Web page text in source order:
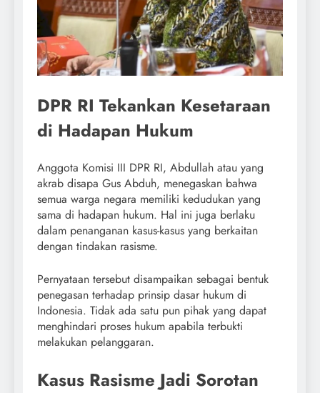
DPR RI Tekankan Kesetaraan
di Hadapan Hukum
Anggota Komisi III DPR RI, Abdullah atau yang
akrab disapa Gus Abduh, menegaskan bahwa
semua warga negara memiliki kedudukan yang
sama di hadapan hukum. Hal ini juga berlaku
dalam penanganan kasus-kasus yang berkaitan
dengan tindakan rasisme.
Pernyataan tersebut disampaikan sebagai bentuk
penegasan terhadap prinsip dasar hukum di
Indonesia. Tidak ada satu pun pihak yang dapat
menghindari proses hukum apabila terbukti
melakukan pelanggaran.
Kasus Rasisme Jadi Sorotan